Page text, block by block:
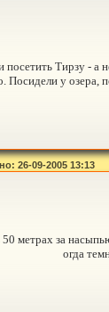
Тирзу - а
Посидели у озера,
26-09-2005 13:13
метрах за
огда